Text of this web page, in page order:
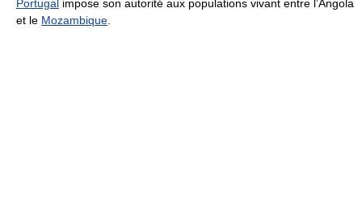
Portugal impose son autorité aux populations vivant entre l’Angola
et le Mozambique